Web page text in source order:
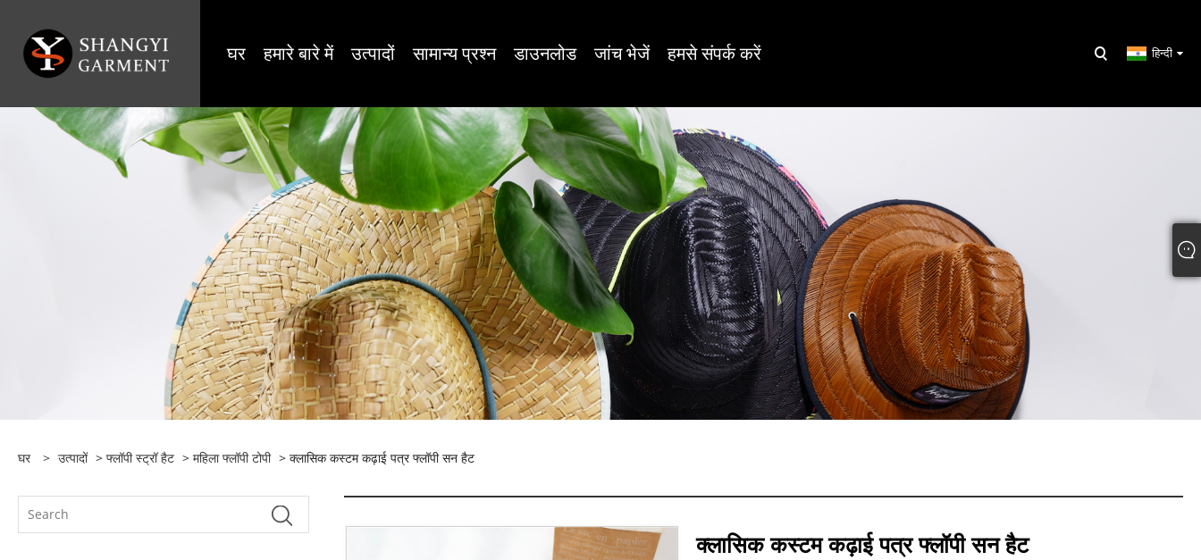
घर हमारे बारे में उत्पादों सामान्य प्रश्न डाउनलोड जांच भेजें हमसे संपर्क करें हिन्दी
घर > उत्पादों > फ्लॉपी स्ट्रॉ हैट > महिला फ्लॉपी टोपी > क्लासिक कस्टम कढ़ाई पत्र फ्लॉपी सन हैट
क्लासिक कस्टम कढ़ाई पत्र फ्लॉपी सन हैट